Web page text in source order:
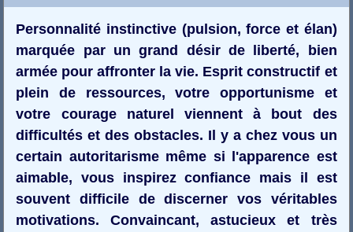
Personnalité instinctive (pulsion, force et élan)
marquée par un grand désir de liberté, bien
armée pour affronter la vie. Esprit constructif et
plein de ressources, votre opportunisme et
votre courage naturel viennent à bout des
difficultés et des obstacles. Il y a chez vous un
certain autoritarisme même si l'apparence est
aimable, vous inspirez confiance mais il est
souvent difficile de discerner vos véritables
motivations. Convaincant, astucieux et très